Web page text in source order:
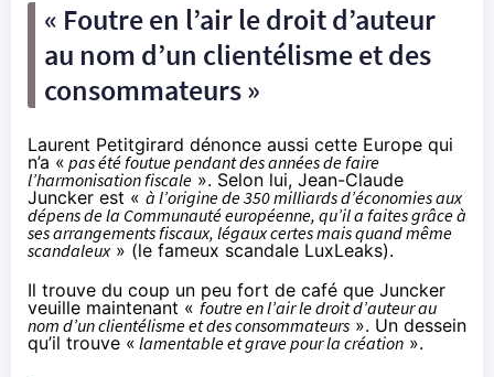
« Foutre en l’air le droit d’auteur
au nom d’un clientélisme et des
consommateurs »
Laurent Petitgirard dénonce aussi cette Europe qui
n’a « pas été foutue pendant des années de faire
l’harmonisation fiscale ». Selon lui, Jean-Claude
Juncker est « à l’origine de 350 milliards d’économies aux
dépens de la Communauté européenne, qu’il a faites grâce à
ses arrangements fiscaux, légaux certes mais quand même
scandaleux» (le fameux scandale LuxLeaks).
Il trouve du coup un peu fort de café que Juncker
veuille maintenant « foutre en l’air le droit d’auteur au
nom d’un clientélisme et des consommateurs ». Un dessein
qu’il trouve « lamentable et grave pour la création ».